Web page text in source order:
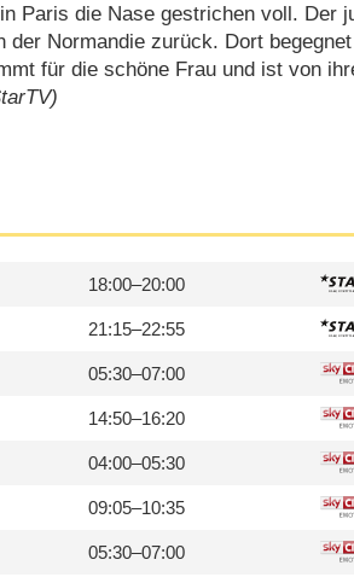
Paris die Nase gestrichen voll. Der
Normandie zurück. Dort
für die schöne Frau und ist von
18:00–20:00
21:15–22:55
05:30–07:00
14:50–16:20
04:00–05:30
09:05–10:35
05:30–07:00